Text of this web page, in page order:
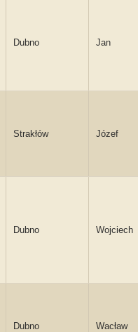
Dubno Jan
Strakłów Józef
Dubno Wojciech
Dubno Wacław